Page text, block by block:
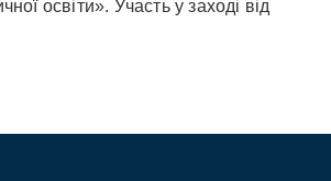
освіти». Участь у заході від